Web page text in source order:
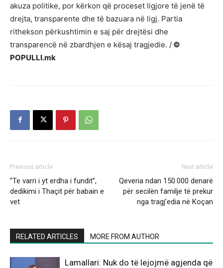
akuza politike, por kërkon që proceset ligjore të jenë të
drejta, transparente dhe të bazuara në ligj. Partia
rithekson përkushtimin e saj për drejtësi dhe
transparencë në zbardhjen e kësaj tragjedie. / ©
POPULLI.mk
Previous article
”Te varri i yt erdha i fundit”,
dedikimi i Thaçit për babain e
vet
Next article
Qeveria ndan 150.000 denarë
për secilën familje të prekur
nga tragj’edia në Koçan
RELATED ARTICLES MORE FROM AUTHOR
Lamallari: Nuk do të lejojmë agjenda që